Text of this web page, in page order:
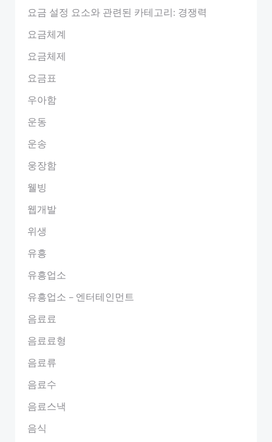
요금 설정 요소와 관련된 카테고리: 경쟁력
요금체계
요금체제
요금표
우아함
운동
운송
웅장함
웰빙
웹개발
위생
유흥
유흥업소
유흥업소 – 엔터테인먼트
음료료
음료료형
음료류
음료수
음료스낵
음식